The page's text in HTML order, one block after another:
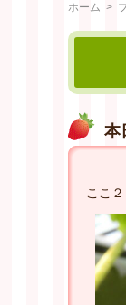
ホーム >
本
ここ